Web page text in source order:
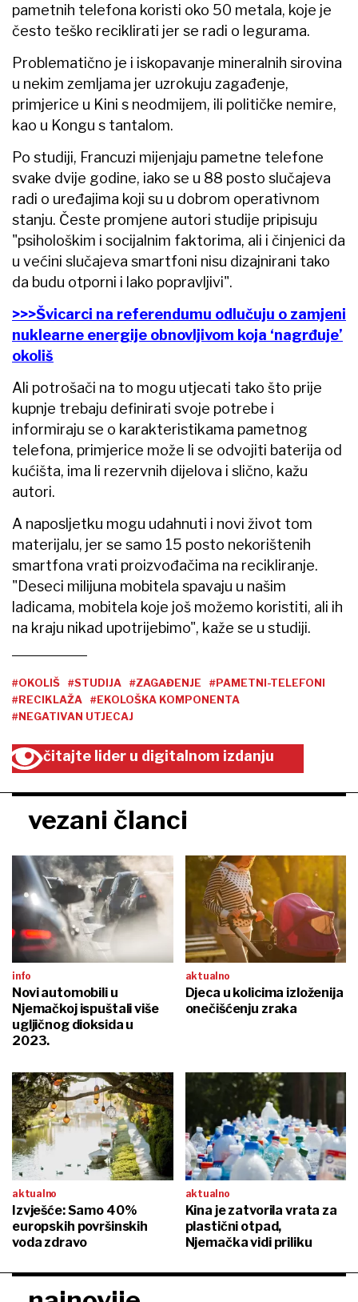
pametnih telefona koristi oko 50 metala, koje je
često teško reciklirati jer se radi o legurama.
Problematično je i iskopavanje mineralnih sirovina
u nekim zemljama jer uzrokuju zagađenje,
primjerice u Kini s neodmijem, ili političke nemire,
kao u Kongu s tantalom.
Po studiji, Francuzi mijenjaju pametne telefone
svake dvije godine, iako se u 88 posto slučajeva
radi o uređajima koji su u dobrom operativnom
stanju. Česte promjene autori studije pripisuju
"psihološkim i socijalnim faktorima, ali i činjenici da
u većini slučajeva smartfoni nisu dizajnirani tako
da budu otporni i lako popravljivi".
>>>Švicarci na referendumu odlučuju o zamjeni
nuklearne energije obnovljivom koja ‘nagrđuje’
okoliš
Ali potrošači na to mogu utjecati tako što prije
kupnje trebaju definirati svoje potrebe i
informiraju se o karakteristikama pametnog
telefona, primjerice može li se odvojiti baterija od
kućišta, ima li rezervnih dijelova i slično, kažu
autori.
A naposljetku mogu udahnuti i novi život tom
materijalu, jer se samo 15 posto nekorištenih
smartfona vrati proizvođačima na recikliranje.
"Deseci milijuna mobitela spavaju u našim
ladicama, mobitela koje još možemo koristiti, ali ih
na kraju nikad upotrijebimo", kaže se u studiji.
#OKOLIŠ #STUDIJA #ZAGAĐENJE
#PAMETNI-TELEFONI
#RECIKLAŽA
#EKOLOŠKA KOMPONENTA
#NEGATIVAN UTJECAJ
čitajte lider u digitalnom izdanju
vezani članci
info
Novi automobili u
Njemačkoj ispuštali više
ugljičnog dioksida u
2023.
aktualno
Djeca u kolicima izloženija
onečišćenju zraka
aktualno
Izvješće: Samo 40%
europskih površinskih
voda zdravo
aktualno
Kina je zatvorila vrata za
plastični otpad,
Njemačka vidi priliku